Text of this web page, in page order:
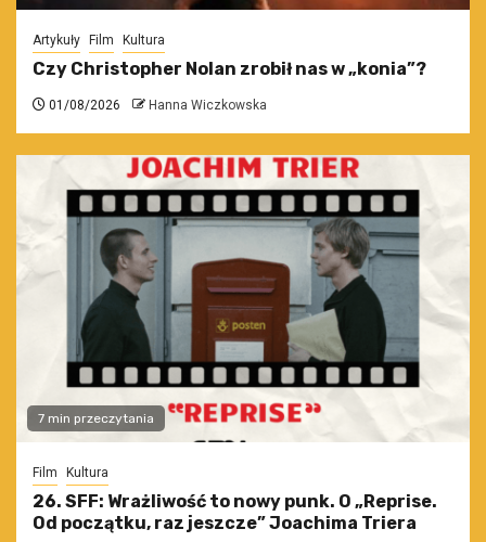
Artykuły Film Kultura
Czy Christopher Nolan zrobił nas w „konia”?
01/08/2026 Hanna Wiczkowska
7 min przeczytania
Film Kultura
26. SFF: Wrażliwość to nowy punk. O „Reprise.
Od początku, raz jeszcze” Joachima Triera